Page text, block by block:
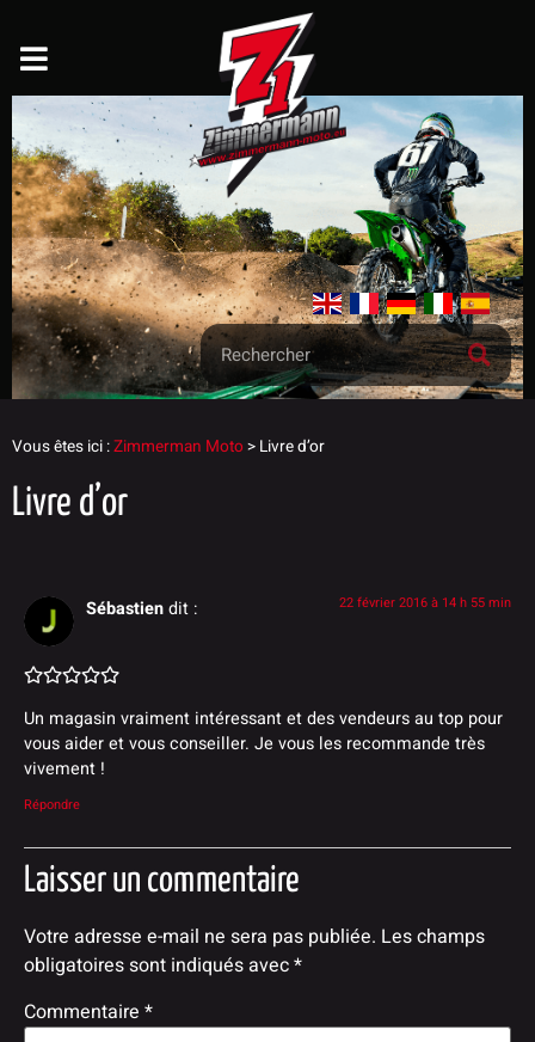
Vous êtes ici :Zimmerman Moto> Livre d’or
Livre d’or
Sébastiendit : 22 février 2016 à 14 h 55 min
Un magasin vraiment intéressant et des vendeurs au top pour
vous aider et vous conseiller. Je vous les recommande très
vivement !
Répondre
Laisser un commentaire
Votre adresse e-mail ne sera pas publiée. Les champs
obligatoires sont indiqués avec*
Commentaire *